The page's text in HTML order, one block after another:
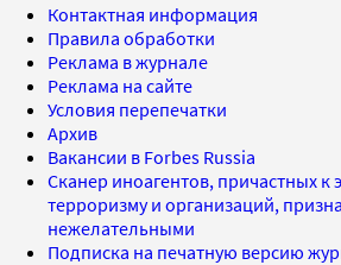
Контактная информация
Правила обработки
Реклама в журнале
Реклама на сайте
Условия перепечатки
Архив
Вакансии в Forbes Russia
Сканер иноагентов, причастных к
терроризму и организаций,
нежелательными
Подписка на печатную версию